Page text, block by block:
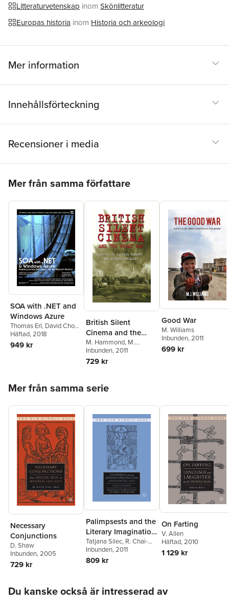
Litteraturvetenskap inom Skönlitteratur
Europas historia inom Historia och arkeologi
Mer information
Innehållsförteckning
Recensioner i media
Mer från samma författare
SOA with .NET and
Windows Azure
Thomas Erl, David Chou,
John deVadoss
Gandhi,
Kommalapati
Scott Golightly
Hogan,Jeff King,Scott
Häftad, 2018
949 kr
British Silent
Cinema and the
Great War
M. Hammond, M.
Williams
Inbunden, 2011
729 kr
Good War
M. Williams
Inbunden, 2011
699 kr
Mer från samma serie
Necessary
Conjunctions
D. Shaw
Inbunden, 2005
729 kr
Palimpsests and the
Literary Imagination
of Medieval
England
Tatjana Silec, R. Chai-
Elsholz,L. Carruthers
Raeleen Chai-Elsholz
Leo Carruthers
Inbunden, 2011
809 kr
On Farting
V. Allen
Häftad, 2010
1 129 kr
Du kanske också är intresserad av